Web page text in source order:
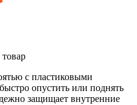
с пластиковыми
опустить или поднять
защищает внутренние